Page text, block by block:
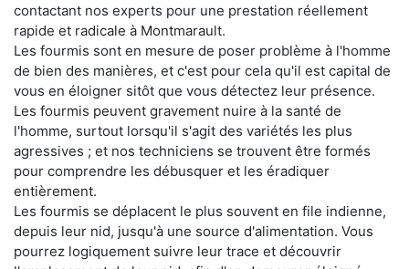
contactant nos experts pour une prestation réellement
rapide et radicale à Montmarault.
Les fourmis sont en mesure de poser problème à l'homme
de bien des manières, et c'est pour cela qu'il est capital de
vous en éloigner sitôt que vous détectez leur présence.
Les fourmis peuvent gravement nuire à la santé de
l'homme, surtout lorsqu'il s'agit des variétés les plus
agressives ; et nos techniciens se trouvent être formés
pour comprendre les débusquer et les éradiquer
entièrement.
Les fourmis se déplacent le plus souvent en file indienne,
depuis leur nid, jusqu'à une source d'alimentation. Vous
pourrez logiquement suivre leur trace et découvrir